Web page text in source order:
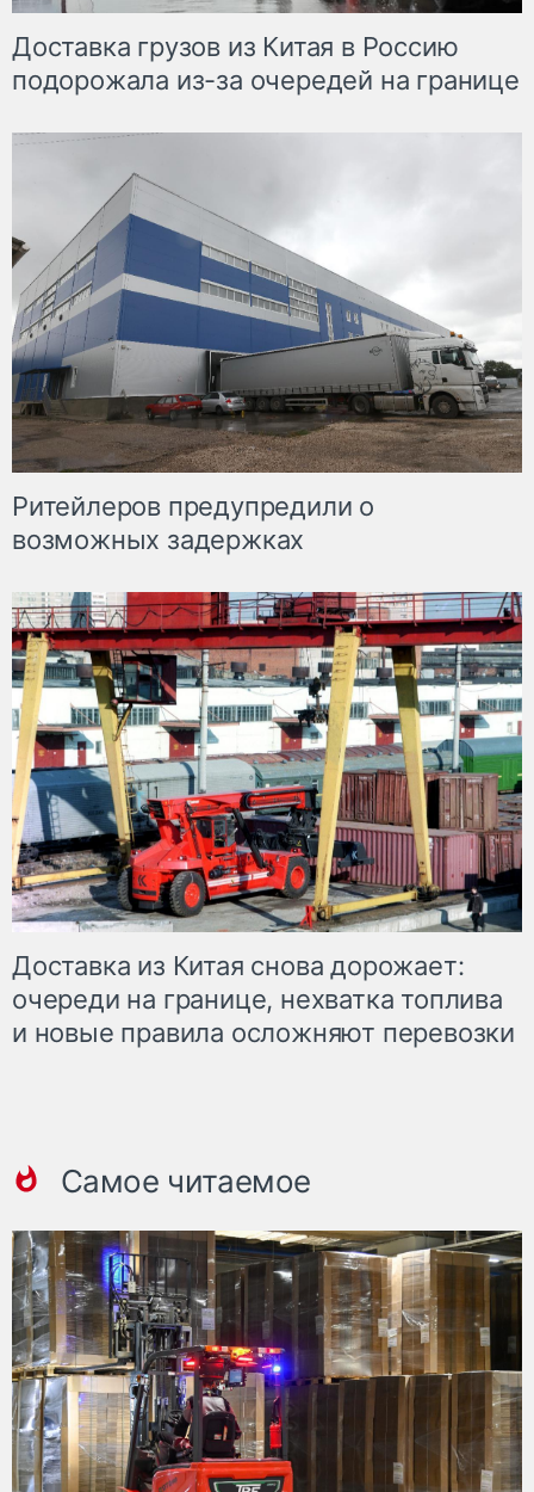
Доставка грузов из Китая в Россию
подорожала из-за очередей на границе
Ритейлеров предупредили о
возможных задержках
Доставка из Китая снова дорожает:
очереди на границе, нехватка топлива
и новые правила осложняют перевозки
Самое читаемое